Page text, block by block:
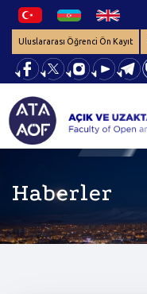
Uluslararası Öğrenci Ön Kayıt
Haberler